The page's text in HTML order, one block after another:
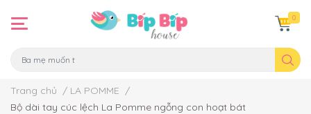
0
Trang chủ / LA POMME /
Bộ dài tay cúc lệch La Pomme ngỗng con hoạt bát